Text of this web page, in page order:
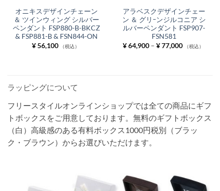
オニキスデザインチェーン
＆ ツインウィング シルバー
ペンダント FSP880-B-BKCZ
& FSP881-B & FSN844-ON
¥56,100 （税込）
アラベスクデザインチェー
ン ＆ グリｰンジルコニア シ
ルバーペンダント FSP907-
FSN581
¥64,900 – ¥77,000価
格
（税込）
ラッピングについて
フリースタイルオンラインショップでは全ての商品にギフ
トボックスをご用意しております。無料のギフトボックス
（白）高級感のある有料ボックス1000円税別（ブラッ
ク・ブラウン）からお選びいただけます。